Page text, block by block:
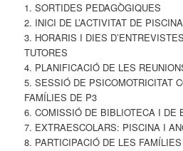
1. SORTIDES PEDAGÒGIQUES
2. INICI DE L’ACTIVITAT DE
3. HORARIS I DIES
TUTORES
4. PLANIFICACIÓ DE LES
5. SESSIÓ DE PSICOMOTRICITAT
FAMÍLIES DE P3
6. COMISSIÓ DE BIBLIOTECA I DE
7. EXTRAESCOLARS: PISCINA I
8. PARTICIPACIÓ DE LES FAMÍLIES